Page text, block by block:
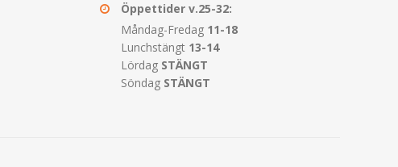
Öppettider v.25-32:
Måndag-Fredag 11-18
Lunchstängt 13-14
Lördag STÄNGT
Söndag STÄNGT